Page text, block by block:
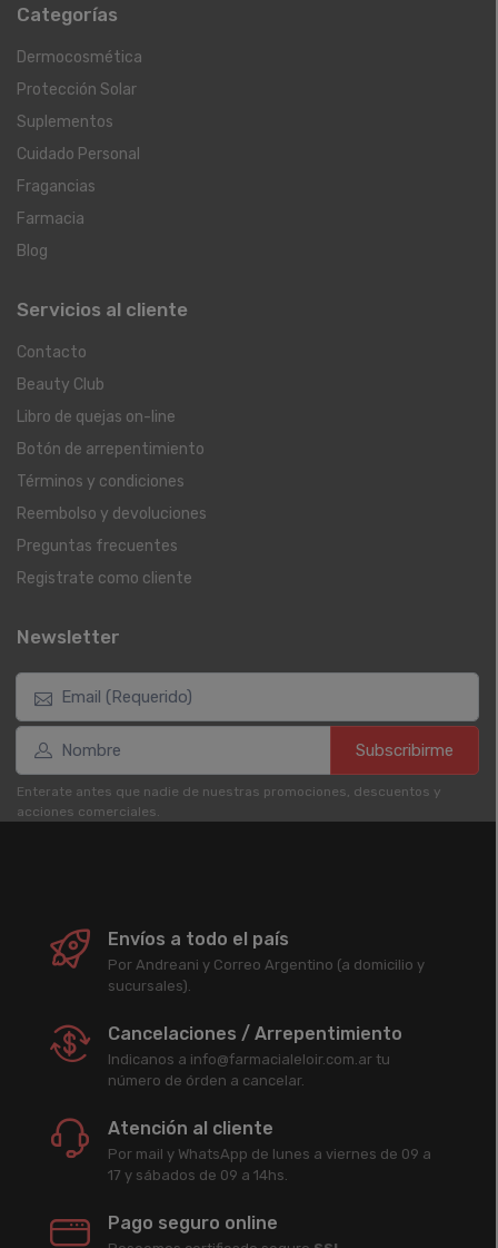
Categorías
Dermocosmética
Protección Solar
Suplementos
Cuidado Personal
Fragancias
Farmacia
Blog
Servicios al cliente
Contacto
Beauty Club
Libro de quejas on-line
Botón de arrepentimiento
Términos y condiciones
Reembolso y devoluciones
Preguntas frecuentes
Registrate como cliente
Newsletter
Subscribirme
Enterate antes que nadie de nuestras promociones, descuentos y
acciones comerciales.
Envíos a todo el país
Por Andreani y Correo Argentino (a domicilio y
sucursales).
Cancelaciones / Arrepentimiento
Indicanos a info@farmacialeloir.com.ar tu
número de órden a cancelar.
Atención al cliente
Por mail y WhatsApp de lunes a viernes de 09 a
17 y sábados de 09 a 14hs.
Pago seguro online